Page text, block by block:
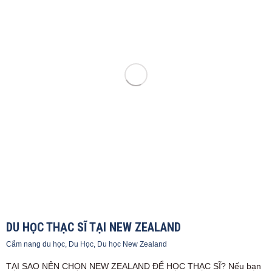
DU HỌC THẠC SĨ TẠI NEW ZEALAND
Cẩm nang du học, Du Học, Du học New Zealand
TẠI SAO NÊN CHỌN NEW ZEALAND ĐỂ HỌC THẠC SĨ? Nếu bạn